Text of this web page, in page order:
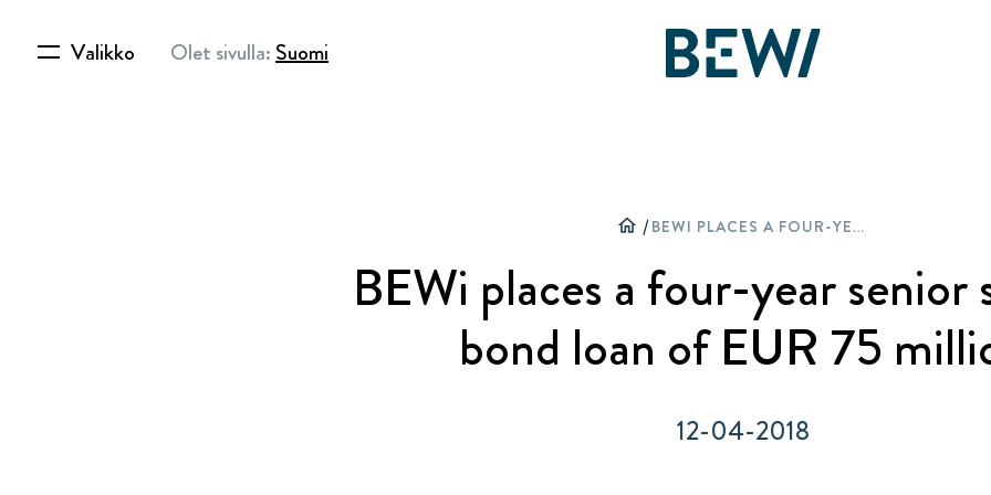
Valikko Olet sivulla:Suomi
TUTUSTU BEWIN RATKAISUIHIN
Raportit & Esitykset
Uutisia & Tarinoita
Lehdistötiedotteet
BEWI Group
History
Board & Management
home / BEWI PLACES A FOUR-YEAR SENIOR SECURED BOND LOAN OF EUR 75 MILLION
BEWi places a four-year senior
bond loan of EUR 75
12-04-2018